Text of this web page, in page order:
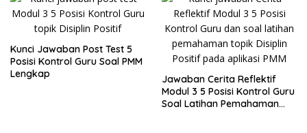
Kunci Jawaban Post Test 5
Posisi Kontrol Guru Soal PMM
Lengkap
Jawaban Cerita Reflektif
Modul 3 5 Posisi Kontrol Guru
Soal Latihan Pemahaman